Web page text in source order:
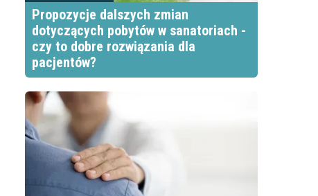
Propozycje dalszych zmian
dotyczących pobytów w sanatoriach -
czy to dobre rozwiązania dla
pacjentów?